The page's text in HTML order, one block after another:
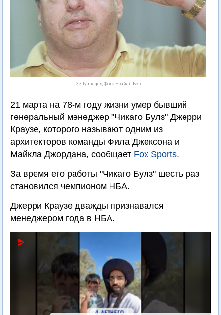
GettyImages, Фото Брайан Бер
21 марта на 78-м году жизни умер бывший
генеральный менеджер "Чикаго Булз" Джерри
Краузе, которого называют одним из
архитекторов команды Фила Джексона и
Майкла Джордана, сообщает Fox Sports.
За время его работы "Чикаго Булз" шесть раз
становился чемпионом НБА.
Джерри Краузе дважды признавался
менеджером года в НБА.